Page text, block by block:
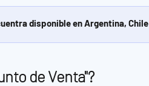
disponible en Argentina,
de Venta"?